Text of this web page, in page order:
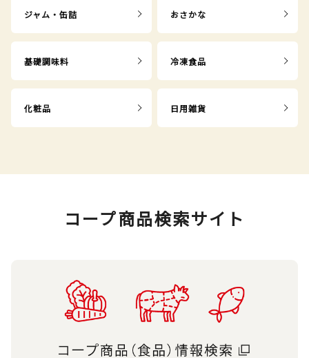
ジャム・缶詰 おさかな
基礎調味料 冷凍食品
化粧品 日用雑貨
コープ商品検索サイト